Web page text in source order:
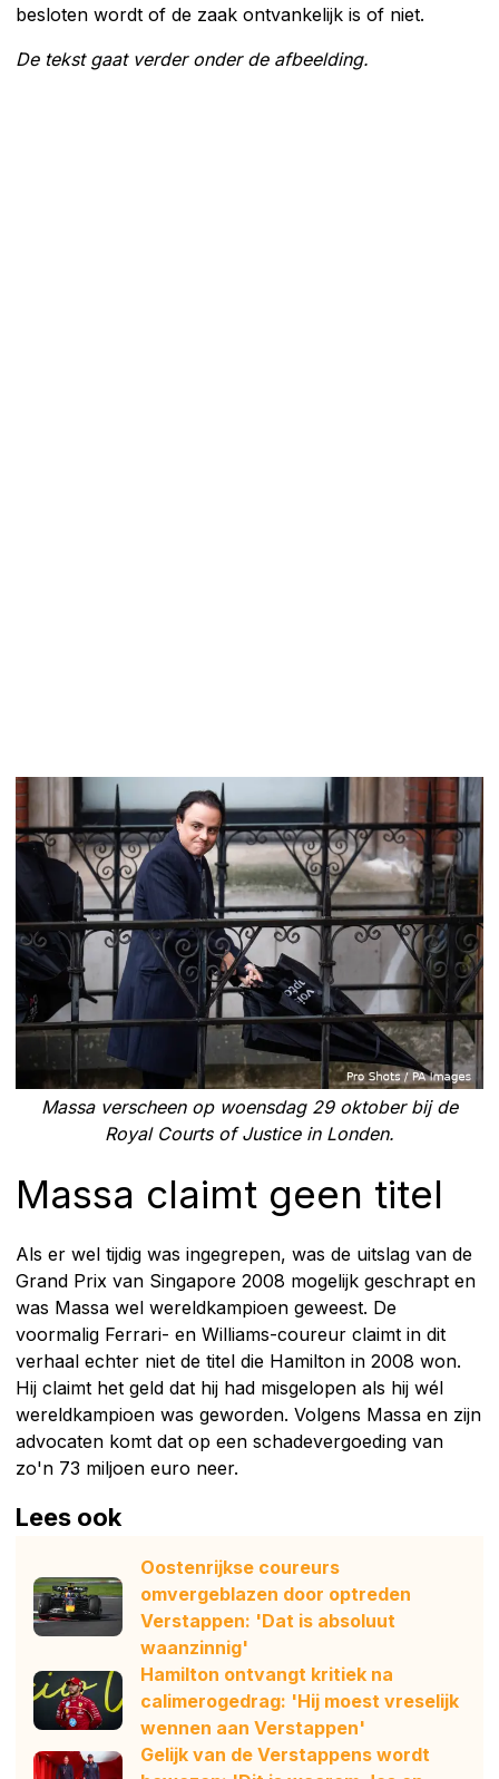
besloten wordt of de zaak ontvankelijk is of niet.
De tekst gaat verder onder de afbeelding.
Massa verscheen op woensdag 29 oktober bij de
Royal Courts of Justice in Londen.
Massa claimt geen titel
Als er wel tijdig was ingegrepen, was de uitslag van de
Grand Prix van Singapore 2008 mogelijk geschrapt en
was Massa wel wereldkampioen geweest. De
voormalig Ferrari- en Williams-coureur claimt in dit
verhaal echter niet de titel die Hamilton in 2008 won.
Hij claimt het geld dat hij had misgelopen als hij wél
wereldkampioen was geworden. Volgens Massa en zijn
advocaten komt dat op een schadevergoeding van
zo'n 73 miljoen euro neer.
Lees ook
Oostenrijkse coureurs
omvergeblazen door optreden
Verstappen: 'Dat is absoluut
waanzinnig'
Hamilton ontvangt kritiek na
calimerogedrag: 'Hij moest vreselijk
wennen aan Verstappen'
Gelijk van de Verstappens wordt